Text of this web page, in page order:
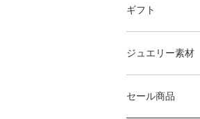
ギフト
ジュエリー素材
セール商品